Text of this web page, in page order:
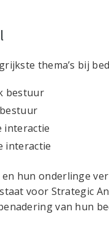
thema’s bij
bestuur
interactie
interactie
en hun onderlinge
voor Strategic
van hun